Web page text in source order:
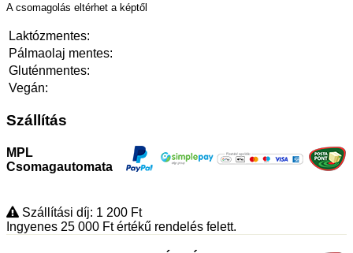
A csomagolás eltérhet a képtől
Laktózmentes:
Pálmaolaj mentes:
Gluténmentes:
Vegán:
Szállítás
MPL
Csomagautomata
Szállítási díj: 1 200 Ft
Ingyenes 25 000 Ftértékű rendelés felett.